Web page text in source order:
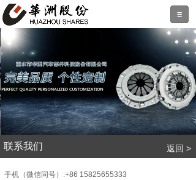
联系我们 返回 >
手机（微信同号）:+86 15825655333